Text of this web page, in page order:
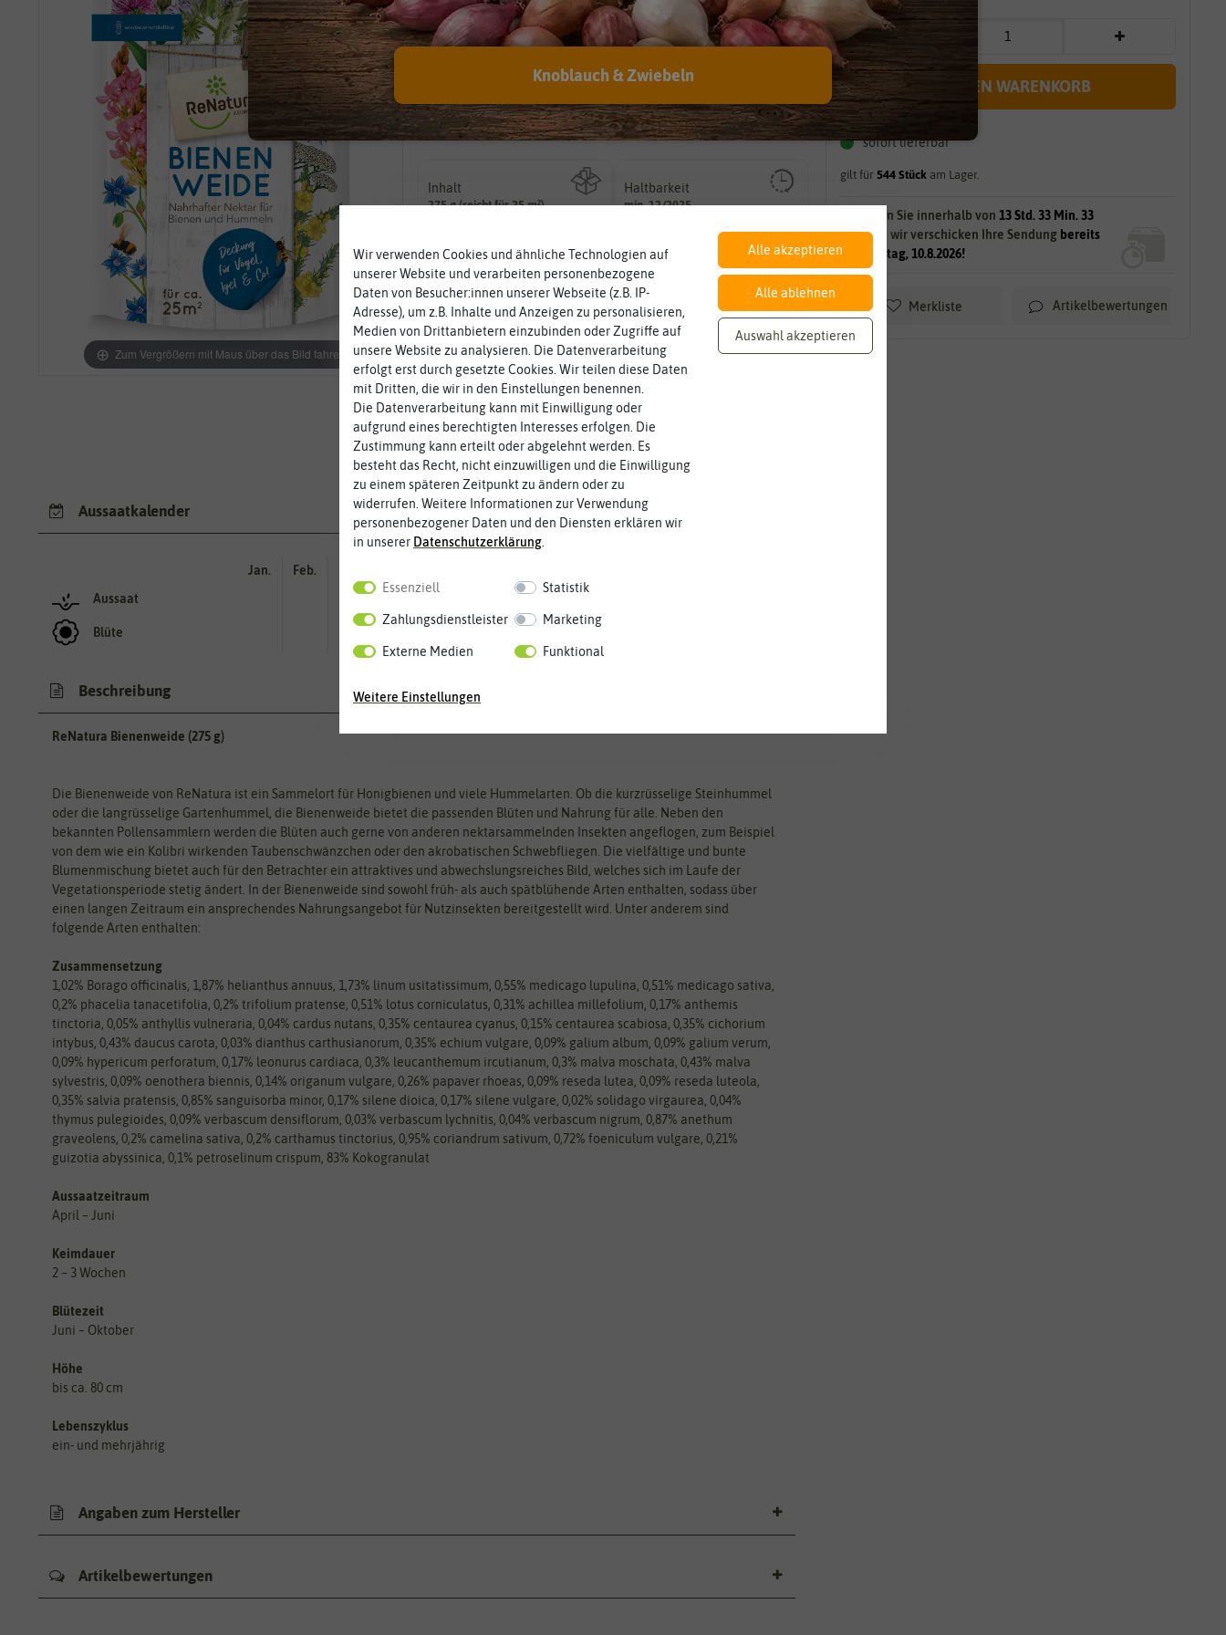
Zum Vergrößern mit Maus über das Bild fahren
IN DEN WARENKORB
sofort lieferbar
gilt für 544Stück am Lager.
Bestellen Sie innerhalb von 13 Std. 33 Min. 31
Sek.und wir verschicken Ihre Sendung bereits
am Montag, 10.8.2026!
Merkliste Artikelbewertungen
verwenden?
Hersteller:
ReNatura
68232-ff
Inhalt
275 g (reicht für 25 m²)
Wie viel ist enthalten
Haltbarkeit
min. 12/2025
und Pflanzgut sehr gut keimen
sollte.
Lebensdauer
einjährig
Pflanzen werden kategorisiert in:
einjährig, zweijährig oder
mehrjährig. Blütenfarbe
bunt
Wie ist die Blüte eingefärbt? Kann
auch mehrfarbig sein.
Aussaatkalender
Aussaat
Blüte
Jan. Feb.
Beschreibung
ReNatura Bienenweide (275 g)
Die Bienenweide von ReNatura ist ein Sammelort für Honigbienen und viele Hummelarten. Ob die kurzrüsselige Steinhummel
oder die langrüsselige Gartenhummel, die Bienenweide bietet die passenden Blüten und Nahrung für alle. Neben den
bekannten Pollensammlern werden die Blüten auch gerne von anderen nektarsammelnden Insekten angeflogen, zum Beispiel
von dem wie ein Kolibri wirkenden Taubenschwänzchen oder den akrobatischen Schwebfliegen. Die vielfältige und bunte
Blumenmischung bietet auch für den Betrachter ein attraktives und abwechslungsreiches Bild, welches sich im Laufe der
Vegetationsperiode stetig ändert. In der Bienenweide sind sowohl früh- als auch spätblühende Arten enthalten, sodass über
einen langen Zeitraum ein ansprechendes Nahrungsangebot für Nutzinsekten bereitgestellt wird. Unter anderem sind
folgende Arten enthalten:
Zusammensetzung
1,02% Borago officinalis, 1,87% helianthus annuus, 1,73% linum usitatissimum, 0,55% medicago lupulina, 0,51% medicago sativa,
0,2% phacelia tanacetifolia, 0,2% trifolium pratense, 0,51% lotus corniculatus, 0,31% achillea millefolium, 0,17% anthemis
tinctoria, 0,05% anthyllis vulneraria, 0,04% cardus nutans, 0,35% centaurea cyanus, 0,15% centaurea scabiosa, 0,35% cichorium
intybus, 0,43% daucus carota, 0,03% dianthus carthusianorum, 0,35% echium vulgare, 0,09% galium album, 0,09% galium verum,
0,09% hypericum perforatum, 0,17% leonurus cardiaca, 0,3% leucanthemum ircutianum, 0,3% malva moschata, 0,43% malva
sylvestris, 0,09% oenothera biennis, 0,14% origanum vulgare, 0,26% papaver rhoeas, 0,09% reseda lutea, 0,09% reseda luteola,
0,35% salvia pratensis, 0,85% sanguisorba minor, 0,17% silene dioica, 0,17% silene vulgare, 0,02% solidago virgaurea, 0,04%
thymus pulegioides, 0,09% verbascum densiflorum, 0,03% verbascum lychnitis, 0,04% verbascum nigrum, 0,87% anethum
graveolens, 0,2% camelina sativa, 0,2% carthamus tinctorius, 0,95% coriandrum sativum, 0,72% foeniculum vulgare, 0,21%
guizotia abyssinica, 0,1% petroselinum crispum, 83% Kokogranulat
Aussaatzeitraum
April – Juni
Keimdauer
2 – 3 Wochen
Blütezeit
Juni – Oktober
Höhe
bis ca. 80 cm
Lebenszyklus
ein- und mehrjährig
Angaben zum Hersteller
Artikelbewertungen
Wir verwenden Cookies und ähnliche Technologien auf
unserer Website und verarbeiten personenbezogene
Daten von Besucher:innen unserer Webseite (z.B. IP-
Adresse), um z.B. Inhalte und Anzeigen zu personalisieren,
Medien von Drittanbietern einzubinden oder Zugriffe auf
unsere Website zu analysieren. Die Datenverarbeitung
erfolgt erst durch gesetzte Cookies. Wir teilen diese Daten
mit Dritten, die wir in den Einstellungen benennen.
Die Datenverarbeitung kann mit Einwilligung oder
aufgrund eines berechtigten Interesses erfolgen. Die
Zustimmung kann erteilt oder abgelehnt werden. Es
besteht das Recht, nicht einzuwilligen und die Einwilligung
zu einem späteren Zeitpunkt zu ändern oder zu
widerrufen. Weitere Informationen zur Verwendung
personenbezogener Daten und den Diensten erklären wir
in unserer Daten­schutz­erklärung
Essenziell Statistik
Zahlungsdienstleister Marketing
Externe Medien Funktional
Weitere Einstellungen
Alle akzeptieren
Alle ablehnen
Auswahl akzeptieren
Knoblauch & Zwiebeln